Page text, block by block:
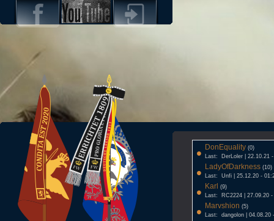
• DonEquality (0)
Last: DerLoler | 22.10.21
• LadyOfDarkness (10)
Last: Unfi | 25.12.20 -
• Karl (9)
Last: RC2224 | 27.09.20 -
• Marvshion (5)
Last: dangolon | 04.08.20